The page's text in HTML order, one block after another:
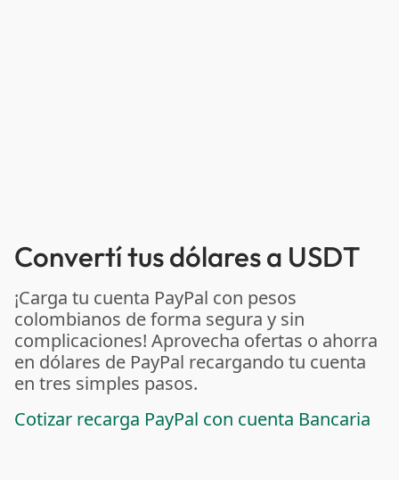
Convertí tus dólares a USDT
¡Carga tu cuenta PayPal con pesos
colombianos de forma segura y sin
complicaciones! Aprovecha ofertas o ahorra
en dólares de PayPal recargando tu cuenta
en tres simples pasos.
Cotizar recarga PayPal con cuenta Bancaria